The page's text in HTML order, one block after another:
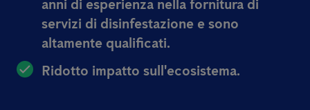
anni di esperienza nella fornitura di
servizi di disinfestazione e sono
altamente qualificati.
Ridotto impatto sull'ecosistema.